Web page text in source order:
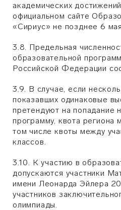
академических
официальном сайте
«Сириус» не позднее 6
3.8. Предельная
образовательной
Российской Федерации
3.9. В случае, если
показавших одинаковые
претендуют на попадание
программу, квота региона
том числе квоты между
классов.
3.10. К участию в
допускаются участники
имени Леонарда Эйлера
участников
олимпиады.